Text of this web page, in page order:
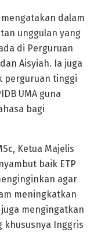
mengatakan dalam
unggulan yang
di Perguruan
Aisyiah. Ia juga
perguruan tinggi
UMA guna
bagi
Ketua Majelis
baik ETP
agar
meningkatkan
mengingatkan
khususnya Inggris